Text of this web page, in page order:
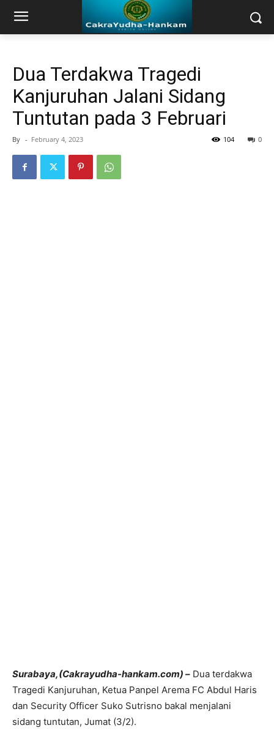
Dua Terdakwa Tragedi
Kanjuruhan Jalani Sidang
Tuntutan pada 3 Februari
By - February 4, 2023 0
104
Surabaya,(Cakrayudha-hankam.com) – Dua terdakwa
Tragedi Kanjuruhan, Ketua Panpel Arema FC Abdul Haris
dan Security Officer Suko Sutrisno bakal menjalani
sidang tuntutan, Jumat (3/2).